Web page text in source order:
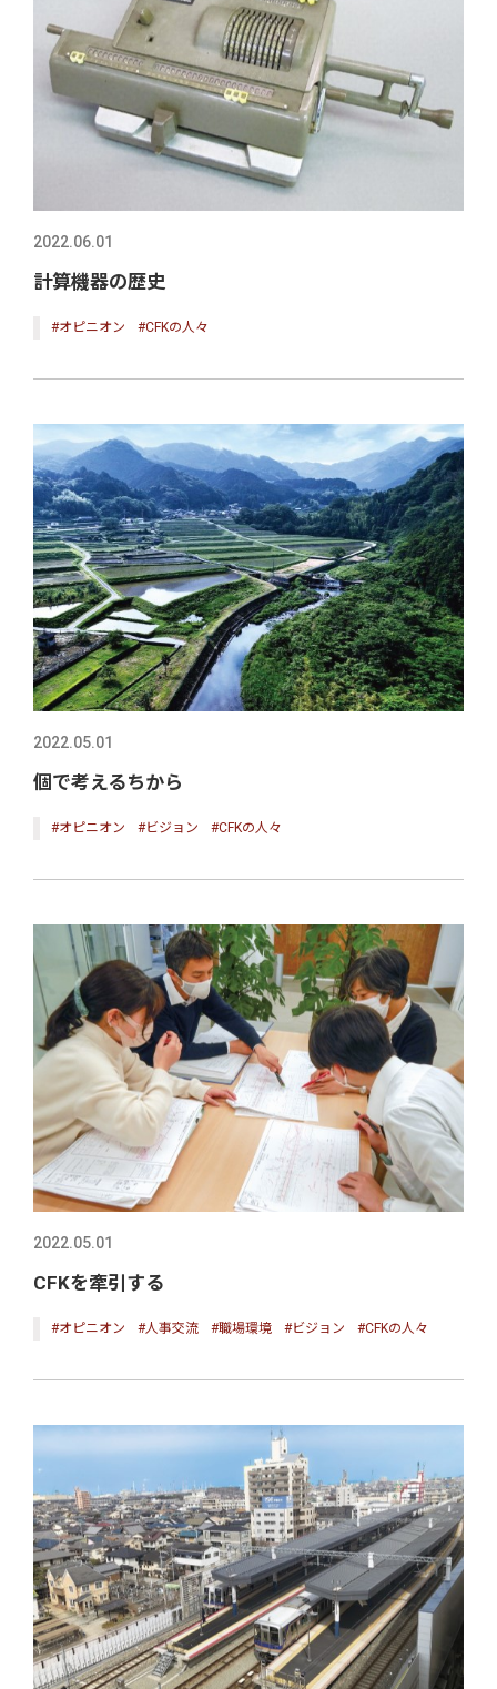
2022.06.01
計算機器の歴史
#オピニオン #CFKの人々
2022.05.01
個で考えるちから
#オピニオン #ビジョン #CFKの人々
2022.05.01
CFKを牽引する
#オピニオン #人事交流 #職場環境 #ビジョン #CFKの人々